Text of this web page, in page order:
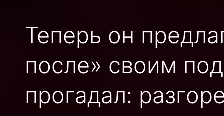
Теперь он
после» своим
прогадал: